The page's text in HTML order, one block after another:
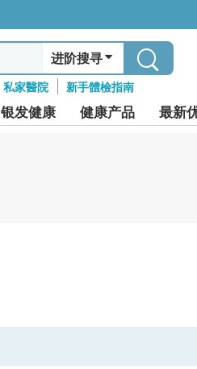
进阶搜寻
私家醫院 新手體檢指南
银发健康 健康产品 最新